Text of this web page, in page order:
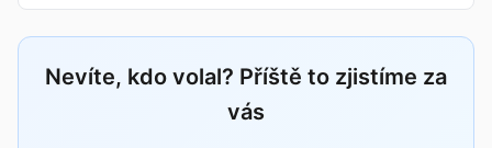
Nevíte, kdo volal? Příště to zjistíme za
vás